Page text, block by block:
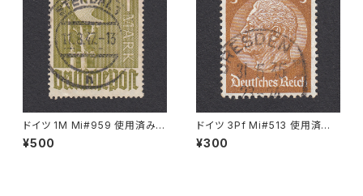
ドイツ 1M Mi#959 使用済み切
手｜STENDAL 11.8.1947
¥500
ドイツ 3Pf Mi#513 使用済み
切手｜DRESDEN 31.5.1935
¥300